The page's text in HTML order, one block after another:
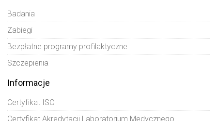
Badania
Zabiegi
Bezpłatne programy profilaktyczne
Szczepienia
Informacje
Certyfikat ISO
Certyfikat Akredytacji Laboratorium Medycznego